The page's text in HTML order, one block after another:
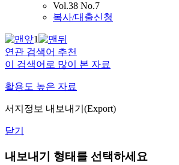
Vol.38 No.7
복사/대출신청
1
연관 검색어 추천
이 검색어로 많이 본 자료
활용도 높은 자료
서지정보 내보내기(Export)
닫기
내보내기 형태를 선택하세요